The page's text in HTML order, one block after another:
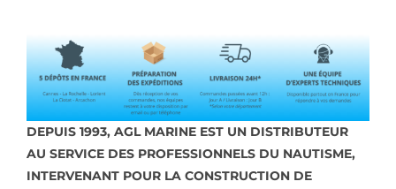
DEPUIS 1993, AGL MARINE EST UN DISTRIBUTEUR
AU SERVICE DES PROFESSIONNELS DU NAUTISME,
INTERVENANT POUR LA CONSTRUCTION DE